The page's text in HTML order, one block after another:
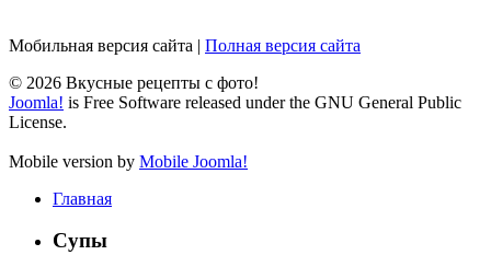
Мобильная версия сайта | Полная версия сайта
© 2026 Вкусные рецепты с фото!
Joomla! is Free Software released under the GNU General Public
License.
Mobile version by Mobile Joomla!
Главная
Супы